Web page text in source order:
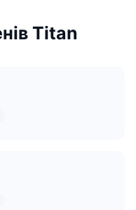
Titan